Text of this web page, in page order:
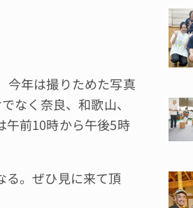
今年は撮りためた写真
なく奈良、和歌山、
午前10時から午後5時
る。ぜひ見に来て頂